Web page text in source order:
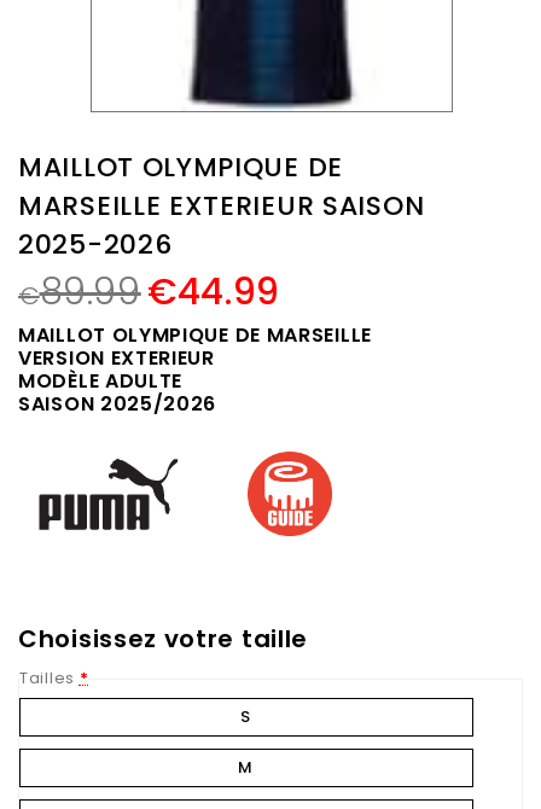
MAILLOT OLYMPIQUE DE
MARSEILLE EXTERIEUR SAISON
2025-2026
€89.99€44.99
MAILLOT OLYMPIQUE DE MARSEILLE
VERSION EXTERIEUR
MODÈLE ADULTE
SAISON 2025/2026
Choisissez votre taille
Tailles *
S
M